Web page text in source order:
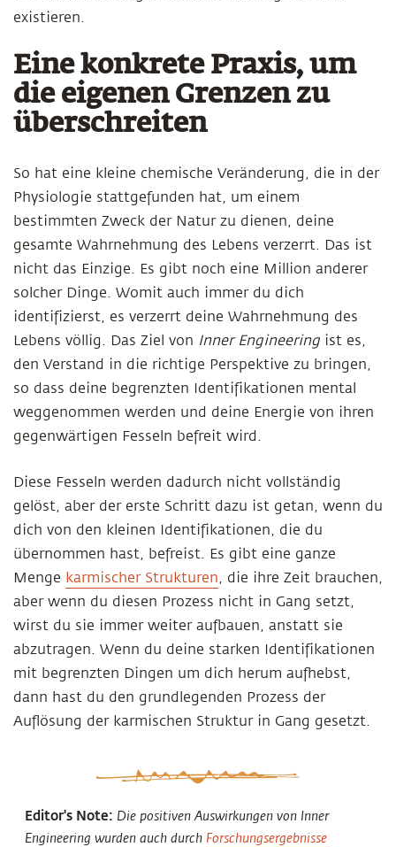
existieren.
Eine konkrete Praxis, um
die eigenen Grenzen zu
überschreiten
So hat eine kleine chemische Veränderung, die in der
Physiologie stattgefunden hat, um einem
bestimmten Zweck der Natur zu dienen, deine
gesamte Wahrnehmung des Lebens verzerrt. Das ist
nicht das Einzige. Es gibt noch eine Million anderer
solcher Dinge. Womit auch immer du dich
identifizierst, es verzerrt deine Wahrnehmung des
Lebens völlig. Das Ziel von Inner Engineering ist es,
den Verstand in die richtige Perspektive zu bringen,
so dass deine begrenzten Identifikationen mental
weggenommen werden und deine Energie von ihren
gegenwärtigen Fesseln befreit wird.
Diese Fesseln werden dadurch nicht vollständig
gelöst, aber der erste Schritt dazu ist getan, wenn du
dich von den kleinen Identifikationen, die du
übernommen hast, befreist. Es gibt eine ganze
Menge karmischer Strukturen, die ihre Zeit brauchen,
aber wenn du diesen Prozess nicht in Gang setzt,
wirst du sie immer weiter aufbauen, anstatt sie
abzutragen. Wenn du deine starken Identifikationen
mit begrenzten Dingen um dich herum aufhebst,
dann hast du den grundlegenden Prozess der
Auflösung der karmischen Struktur in Gang gesetzt.
Editor's Note: Die positiven Auswirkungen von Inner
Engineering wurden auch durch Forschungsergebnisse